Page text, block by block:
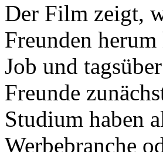
Der Film zeigt,
Freunden
Job und
Freunde
Studium haben
Werbebranche